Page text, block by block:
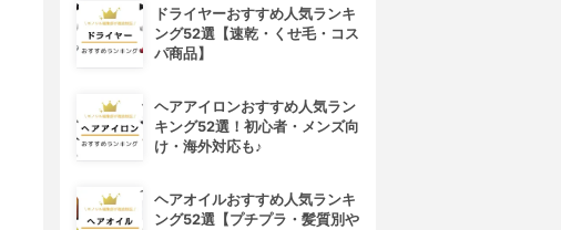
ドライヤーおすすめ人気ランキ
ング52選【速乾・くせ毛・コス
パ商品】
ヘアアイロンおすすめ人気ラン
キング52選！初心者・メンズ向
け・海外対応も♪
ヘアオイルおすすめ人気ランキ
ング52選【プチプラ・髪質別や